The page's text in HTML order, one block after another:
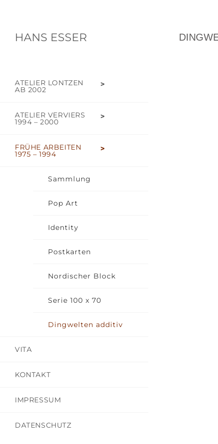
HANS ESSER
ATELIER LONTZEN
AB 2002
ATELIER VERVIERS
1994 – 2000
FRÜHE ARBEITEN
1975 – 1994
Sammlung
Pop Art
Identity
Postkarten
Nordischer Block
Serie 100 x 70
Dingwelten additiv
VITA
KONTAKT
IMPRESSUM
DATENSCHUTZ